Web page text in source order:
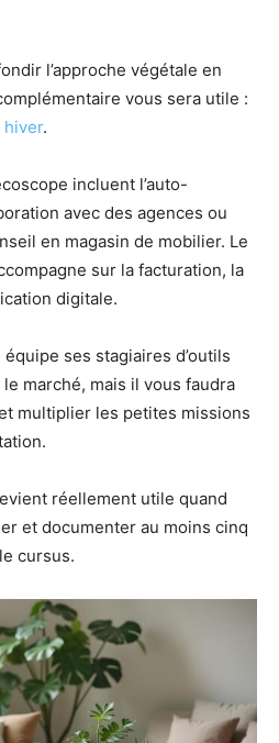
l’approche végétale en
vous sera utile :
hiver.
incluent l’auto-
avec des agences ou
en magasin de mobilier. Le
sur la facturation, la
digitale.
ses stagiaires d’outils
marché, mais il vous faudra
multiplier les petites missions
réellement utile quand
et documenter au moins cinq
cursus.